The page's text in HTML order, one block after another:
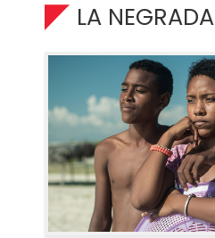
LA NEGRADA